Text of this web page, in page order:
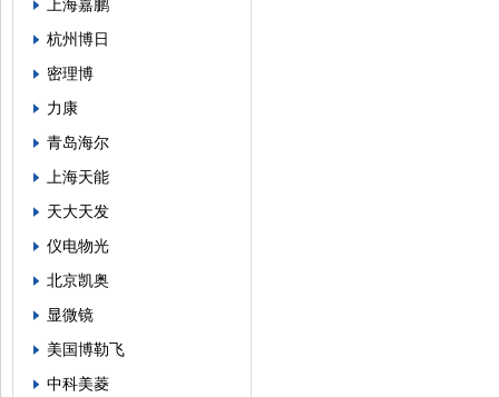
上海嘉鹏
杭州博日
密理博
力康
青岛海尔
上海天能
天大天发
仪电物光
北京凯奥
显微镜
美国博勒飞
中科美菱